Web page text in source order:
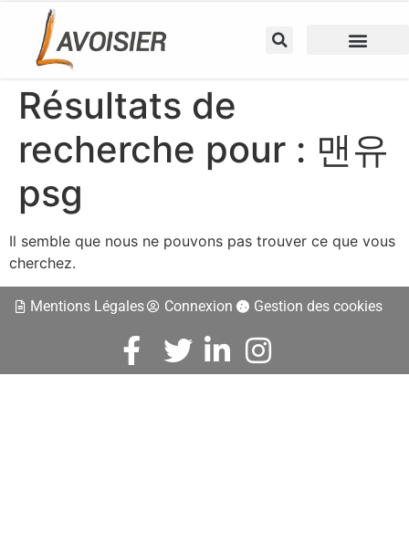
Résultats de
recherche pour : 맨유
psg
Il semble que nous ne pouvons pas trouver ce que vous
cherchez.
Mentions Légales Connexion Gestion des cookies